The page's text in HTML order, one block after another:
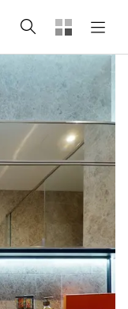
Keresés